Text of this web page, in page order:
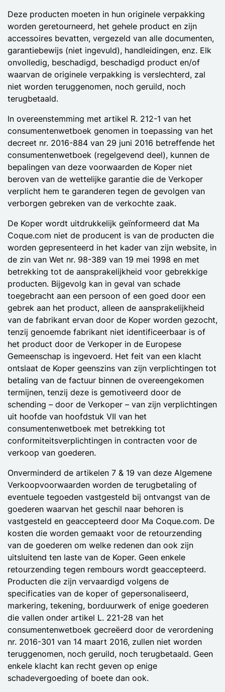
Deze producten moeten in hun originele verpakking
worden geretourneerd, het gehele product en zijn
accessoires bevatten, vergezeld van alle documenten,
garantiebewijs (niet ingevuld), handleidingen, enz. Elk
onvolledig, beschadigd, beschadigd product en/of
waarvan de originele verpakking is verslechterd, zal
niet worden teruggenomen, noch geruild, noch
terugbetaald.
In overeenstemming met artikel R. 212-1 van het
consumentenwetboek genomen in toepassing van het
decreet nr. 2016-884 van 29 juni 2016 betreffende het
consumentenwetboek (regelgevend deel), kunnen de
bepalingen van deze voorwaarden de Koper niet
beroven van de wettelijke garantie die de Verkoper
verplicht hem te garanderen tegen de gevolgen van
verborgen gebreken van de verkochte zaak.
De Koper wordt uitdrukkelijk geïnformeerd dat Ma
Coque.com niet de producent is van de producten die
worden gepresenteerd in het kader van zijn website, in
de zin van Wet nr. 98-389 van 19 mei 1998 en met
betrekking tot de aansprakelijkheid voor gebrekkige
producten. Bijgevolg kan in geval van schade
toegebracht aan een persoon of een goed door een
gebrek aan het product, alleen de aansprakelijkheid
van de fabrikant ervan door de Koper worden gezocht,
tenzij genoemde fabrikant niet identificeerbaar is of
het product door de Verkoper in de Europese
Gemeenschap is ingevoerd. Het feit van een klacht
ontslaat de Koper geenszins van zijn verplichtingen tot
betaling van de factuur binnen de overeengekomen
termijnen, tenzij deze is gemotiveerd door de
schending – door de Verkoper – van zijn verplichtingen
uit hoofde van hoofdstuk VII van het
consumentenwetboek met betrekking tot
conformiteitsverplichtingen in contracten voor de
verkoop van goederen.
Onverminderd de artikelen 7 & 19 van deze Algemene
Verkoopvoorwaarden worden de terugbetaling of
eventuele tegoeden vastgesteld bij ontvangst van de
goederen waarvan het geschil naar behoren is
vastgesteld en geaccepteerd door Ma Coque.com. De
kosten die worden gemaakt voor de retourzending
van de goederen om welke redenen dan ook zijn
uitsluitend ten laste van de Koper. Geen enkele
retourzending tegen rembours wordt geaccepteerd.
Producten die zijn vervaardigd volgens de
specificaties van de koper of gepersonaliseerd,
markering, tekening, borduurwerk of enige goederen
die vallen onder artikel L. 221-28 van het
consumentenwetboek gecreëerd door de verordening
nr. 2016-301 van 14 maart 2016, zullen niet worden
teruggenomen, noch geruild, noch terugbetaald. Geen
enkele klacht kan recht geven op enige
schadevergoeding of boete dan ook.